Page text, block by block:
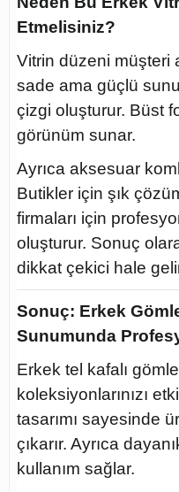
Etmelisiniz?
Vitrin düzeni müşteri
sade ama güçlü
çizgi oluşturur. Büst
görünüm sunar.
Ayrıca aksesuar
Butikler için şık
firmaları için
oluşturur. Sonuç
dikkat çekici hale
Sonuç: Erkek
Sunumunda
Erkek tel kafalı
koleksiyonlarınızı
tasarımı sayesinde
çıkarır. Ayrıca
kullanım sağlar.